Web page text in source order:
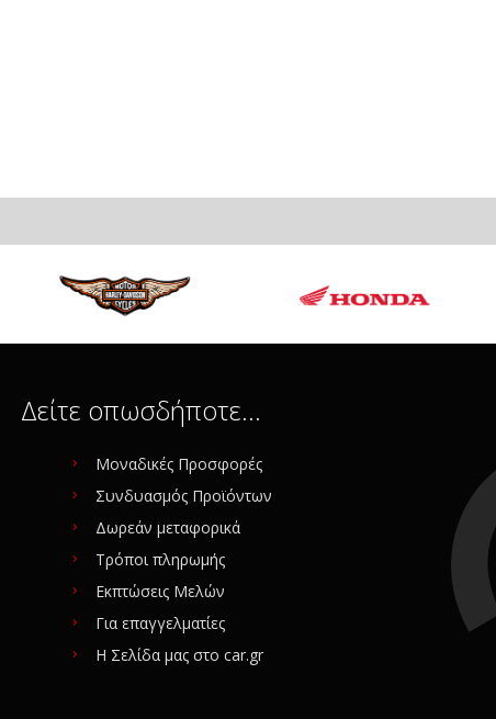
Δείτε οπωσδήποτε…
Μοναδικές Προσφορές
Συνδυασμός Προϊόντων
Δωρεάν μεταφορικά
Τρόποι πληρωμής
Εκπτώσεις Μελών
Για επαγγελματίες
Η Σελίδα μας στο car.gr